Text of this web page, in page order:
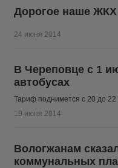
Дорогое наше ЖКХ
24 июня 2014
В Череповце с 1
автобусах
Тариф поднимется с 20 до 22
19 июня 2014
Вологжанам
коммунальных